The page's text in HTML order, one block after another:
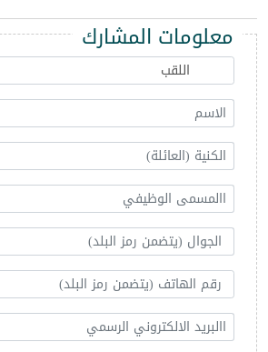
معلومات المشارك